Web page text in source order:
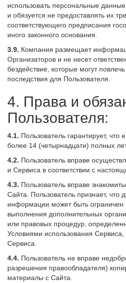
использовать персональные данные
и обязуется не предоставлять их
соответствующего предписания
иного законного основания.
3.9. Компания размещает
Организаторов и не несет
бездействие, которые могут
последствия для Пользователя.
4. Права и
Пользователя:
4.1. Пользователь гарантирует, что
более 14 (четырнадцати) полных
4.2. Пользователь вправе
и Сервиса в соответствии с
4.3. Пользователь вправе
Сайта. Пользователь признает, что
информации может быть ограничен
выполнения дополнительных
или правовых процедур,
Условиями использования Сервиса,
Сервиса.
4.4. Пользователь не вправе
разрешения правообладателя)
материалы с Сайта.